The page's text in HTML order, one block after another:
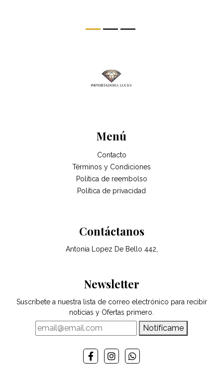
Menú
Contacto
Términos y Condiciones
Politica de reembolso
Política de privacidad
Contáctanos
Antonia Lopez De Bello 442,
Newsletter
Suscríbete a nuestra lista de correo electrónico para recibir
noticias y Ofertas primero.
Notifícame